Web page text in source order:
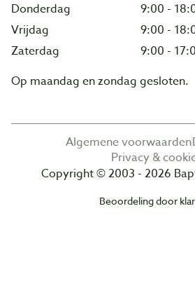
Donderdag
9:00 -
Vrijdag
9:00 -
Zaterdag
9:00 -
Op maandag en zondag gesloten.
Algemene voorwaarden
Privacy &
Copyright © 2003 - 2026
Beoordeling door